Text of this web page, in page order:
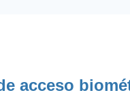
acceso